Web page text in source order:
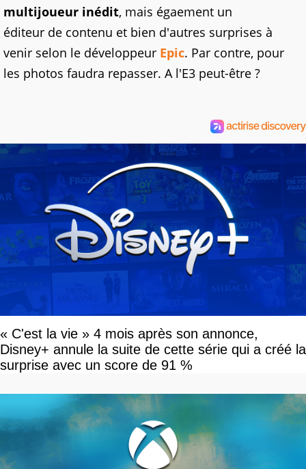
multijoueur inédit, mais égaement un
éditeur de contenu et bien d'autres surprises à
venir selon le développeur Epic. Par contre, pour
les photos faudra repasser. A l'E3 peut-être ?
« C'est la vie » 4 mois après son annonce,
Disney+ annule la suite de cette série qui a créé la
surprise avec un score de 91 %